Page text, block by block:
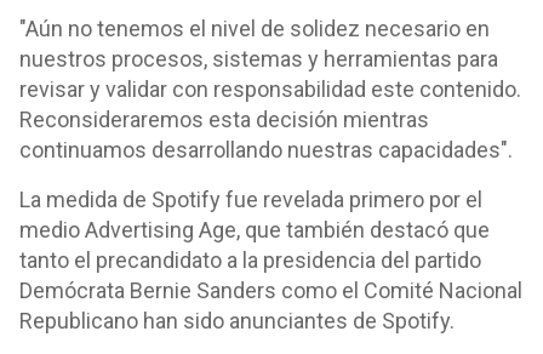
"Aún no tenemos el nivel de solidez necesario en
nuestros procesos, sistemas y herramientas para
revisar y validar con responsabilidad este contenido.
Reconsideraremos esta decisión mientras
continuamos desarrollando nuestras capacidades".
La medida de Spotify fue revelada primero por el
medio Advertising Age, que también destacó que
tanto el precandidato a la presidencia del partido
Demócrata Bernie Sanders como el Comité Nacional
Republicano han sido anunciantes de Spotify.